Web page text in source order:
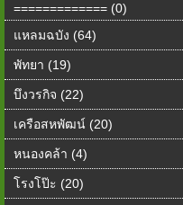
============= (0)
แหลมฉบัง (64)
พัทยา (19)
บึงวรกิจ (22)
เครือสหพัฒน์ (20)
หนองคล้า (4)
โรงโป๊ะ (20)